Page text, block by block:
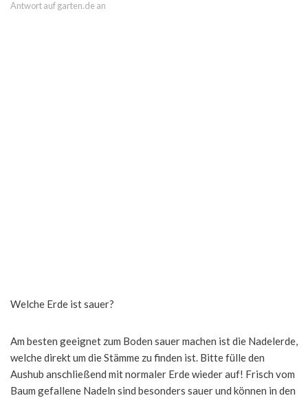
Antwort auf garten.de an
Welche Erde ist sauer?
Am besten geeignet zum Boden sauer machen ist die Nadelerde,
welche direkt um die Stämme zu finden ist. Bitte fülle den
Aushub anschließend mit normaler Erde wieder auf! Frisch vom
Baum gefallene Nadeln sind besonders sauer und können in den